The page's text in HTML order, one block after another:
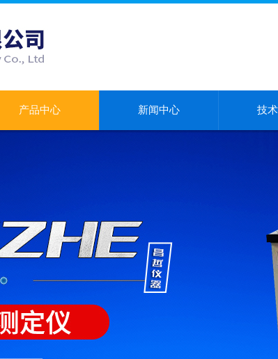
产品中心 新闻中心 技